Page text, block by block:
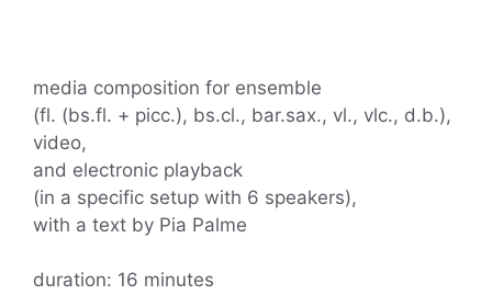
media composition for ensemble
(fl. (bs.fl. + picc.), bs.cl., bar.sax., vl., vlc., d.b.),
video,
and electronic playback
(in a specific setup with 6 speakers),
with a text by Pia Palme
duration: 16 minutes